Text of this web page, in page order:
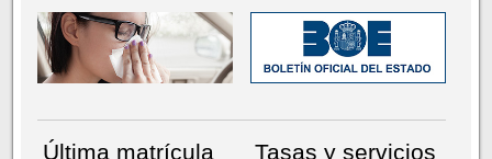
Última matrícula
Tasas y servicios